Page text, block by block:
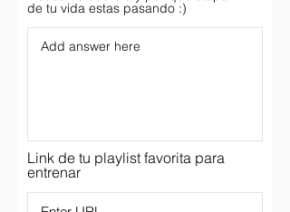
de tu vida estas pasando :)
Link de tu playlist favorita para
entrenar